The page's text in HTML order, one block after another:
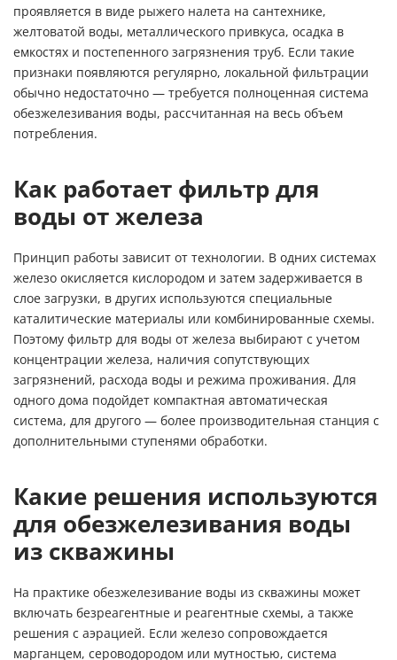
проявляется в виде рыжего налета на сантехнике,
желтоватой воды, металлического привкуса, осадка в
емкостях и постепенного загрязнения труб. Если такие
признаки появляются регулярно, локальной фильтрации
обычно недостаточно — требуется полноценная система
обезжелезивания воды, рассчитанная на весь объем
потребления.
Как работает фильтр для
воды от железа
Принцип работы зависит от технологии. В одних системах
железо окисляется кислородом и затем задерживается в
слое загрузки, в других используются специальные
каталитические материалы или комбинированные схемы.
Поэтому фильтр для воды от железа выбирают с учетом
концентрации железа, наличия сопутствующих
загрязнений, расхода воды и режима проживания. Для
одного дома подойдет компактная автоматическая
система, для другого — более производительная станция с
дополнительными ступенями обработки.
Какие решения используются
для обезжелезивания воды
из скважины
На практике обезжелезивание воды из скважины может
включать безреагентные и реагентные схемы, а также
решения с аэрацией. Если железо сопровождается
марганцем, сероводородом или мутностью, система